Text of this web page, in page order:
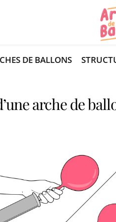
DE BALLONS
arche de